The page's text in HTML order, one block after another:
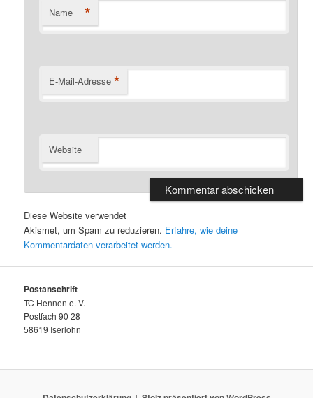
Name *
E-Mail-Adresse *
Website
Diese Website verwendet
Akismet, um Spam zu reduzieren. Erfahre, wie deine
Kommentardaten verarbeitet werden.
Postanschrift
TC Hennen e. V.
Postfach 90 28
58619 Iserlohn